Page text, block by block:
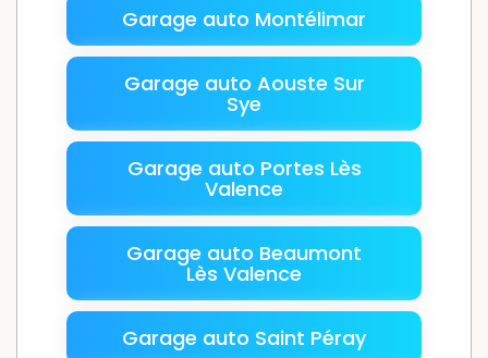
Garage auto Montélimar
Garage auto Aouste Sur
Sye
Garage auto Portes Lès
Valence
Garage auto Beaumont
Lès Valence
Garage auto Saint Péray